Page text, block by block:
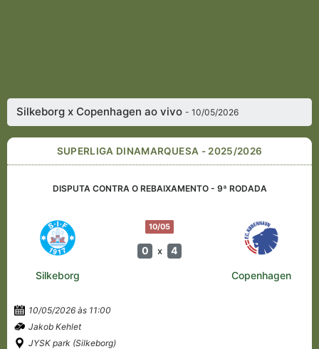
Silkeborg x Copenhagen ao vivo- 10/05/2026
SUPERLIGA DINAMARQUESA - 2025/2026
DISPUTA CONTRA O REBAIXAMENTO - 9ª RODADA
10/05
0 x 4
Silkeborg Copenhagen
10/05/2026 às 11:00
Jakob Kehlet
JYSK park (Silkeborg)